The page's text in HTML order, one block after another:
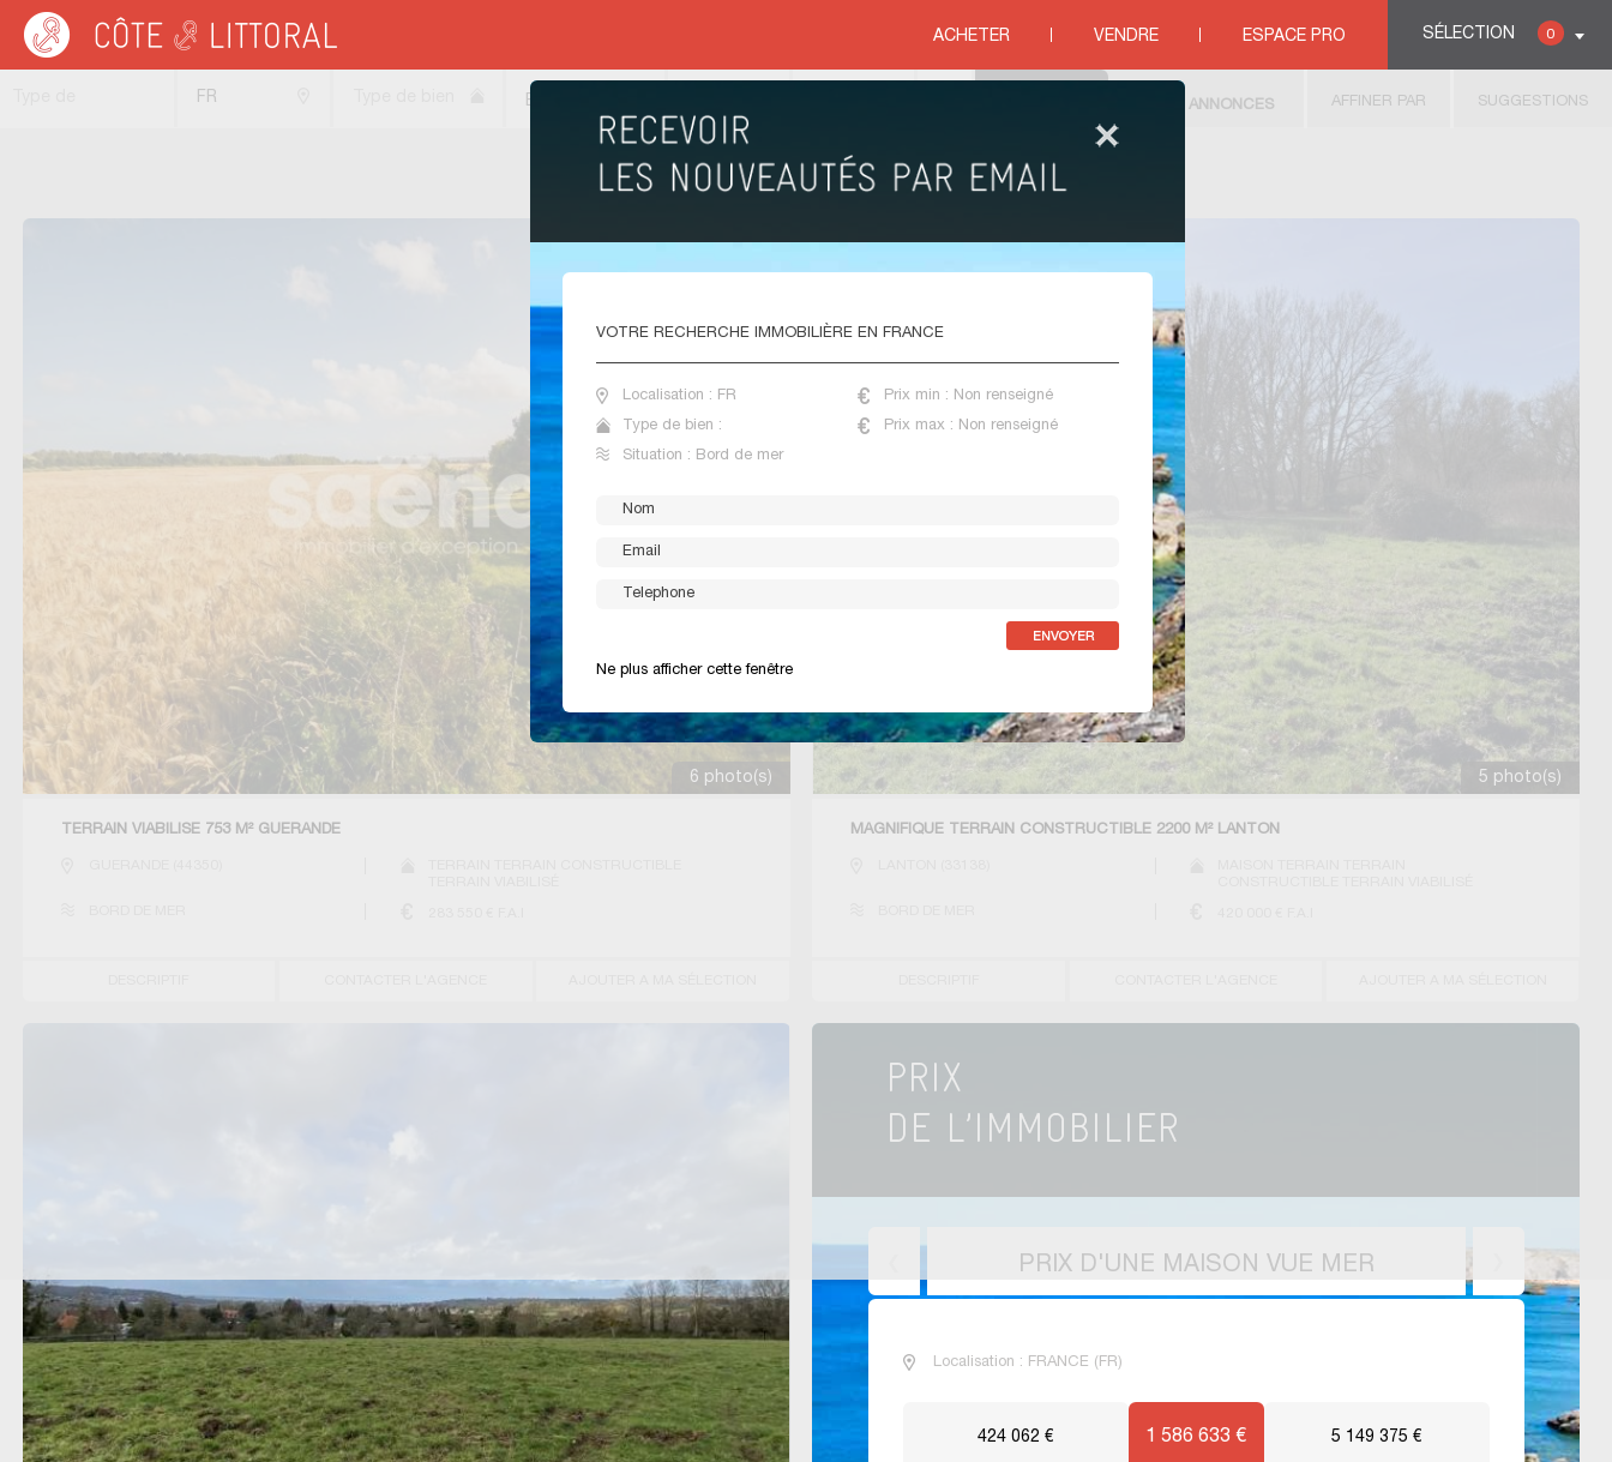
SÉLECTION 0
ACHETER VENDRE ESPACE PRO
Côte & Littoral > Immobilier bord de mer>Terrains bord de mer
VENTE TERRAINS BORD DE MER FRANCE
6 photo(s)
TERRAIN VIABILISE 753 M² GUERANDE
5 photo(s)
MAGNIFIQUE TERRAIN CONSTRUCTIBLE 2200 M² LANTON
PRIX D'UNE MAISON VUE MER
Localisation : FRANCE (FR)
424 062 € 1 586 633 € 5 149 375 €
FR Bord de mer AFFINER PAR SUGGESTIONS
ANNONCES
VOTRE RECHERCHE IMMOBILIÈRE EN FRANCE
Localisation : FR Prix min : Non renseigné
Type de bien : Prix max : Non renseigné
Situation : Bord de mer
Ne plus afficher cette fenêtre